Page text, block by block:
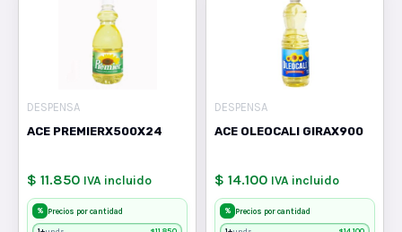
DESPENSA
ACE PREMIERX500X24
$ 11.850 IVA incluido
% Precios por cantidad
DESPENSA
ACE OLEOCALI GIRAX900
$ 14.100 IVA incluido
% Precios por cantidad